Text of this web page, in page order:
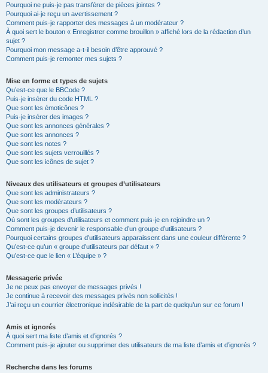
Pourquoi ne puis-je pas transférer de pièces jointes ?
Pourquoi ai-je reçu un avertissement ?
Comment puis-je rapporter des messages à un modérateur ?
À quoi sert le bouton « Enregistrer comme brouillon » affiché lors de la rédaction d’un
sujet ?
Pourquoi mon message a-t-il besoin d’être approuvé ?
Comment puis-je remonter mes sujets ?
Mise en forme et types de sujets
Qu’est-ce que le BBCode ?
Puis-je insérer du code HTML ?
Que sont les émoticônes ?
Puis-je insérer des images ?
Que sont les annonces générales ?
Que sont les annonces ?
Que sont les notes ?
Que sont les sujets verrouillés ?
Que sont les icônes de sujet ?
Niveaux des utilisateurs et groupes d’utilisateurs
Que sont les administrateurs ?
Que sont les modérateurs ?
Que sont les groupes d’utilisateurs ?
Où sont les groupes d’utilisateurs et comment puis-je en rejoindre un ?
Comment puis-je devenir le responsable d’un groupe d’utilisateurs ?
Pourquoi certains groupes d’utilisateurs apparaissent dans une couleur différente ?
Qu’est-ce qu’un « groupe d’utilisateurs par défaut » ?
Qu’est-ce que le lien « L’équipe » ?
Messagerie privée
Je ne peux pas envoyer de messages privés !
Je continue à recevoir des messages privés non sollicités !
J’ai reçu un courrier électronique indésirable de la part de quelqu’un sur ce forum !
Amis et ignorés
À quoi sert ma liste d’amis et d’ignorés ?
Comment puis-je ajouter ou supprimer des utilisateurs de ma liste d’amis et d’ignorés ?
Recherche dans les forums